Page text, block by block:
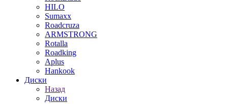
HILO
Sumaxx
Roadcruza
ARMSTRONG
Rotalla
Roadking
Aplus
Hankook
Диски
Назад
Диски